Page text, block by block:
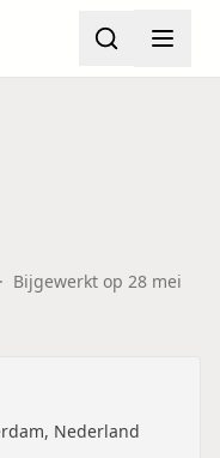
· Bijgewerkt op 28 mei
Nederland